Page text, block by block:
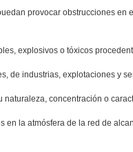
provocar obstrucciones
explosivos o tóxicos
de industrias, explotaciones y
concentración o
en la atmósfera de la red de